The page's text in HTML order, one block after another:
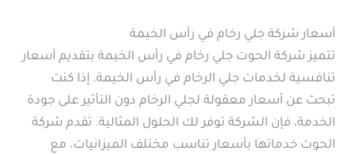
أسعار شركة جلي رخام في رأس الخيمة
تتميز شركة الحوت جلي رخام في رأس الخيمة بتقديم أسعار
تنافسية لخدمات جلي الرخام في رأس الخيمة. إذا كنت
تبحث عن أسعار معقولة لجلي الرخام دون التأثير على جودة
الخدمة، فإن الشركة توفر لك الحلول المثالية. تقدم شركة
الحوت خدماتها بأسعار تناسب مختلف الميزانيات، مع